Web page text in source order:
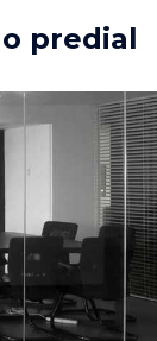
predial